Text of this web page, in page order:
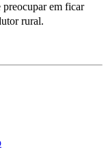
preocupar em ficar
rural.